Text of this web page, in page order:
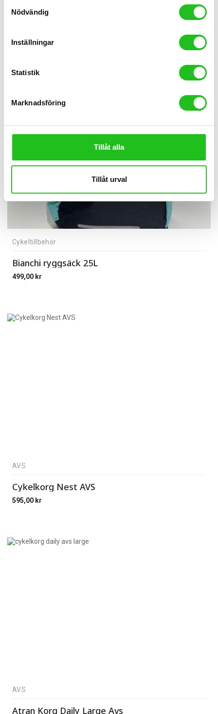
Nödvändig
Inställningar
Statistik
Marknadsföring
Tillåt alla
Tillåt urval
Cykeltillbehör
Bianchi ryggsäck 25L
499,00 kr
AVS
Cykelkorg Nest AVS
595,00 kr
AVS
Atran Korg Daily Large Avs